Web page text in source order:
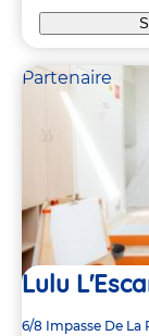
Partenaire
Lulu
Adresse
6/8 Impasse De La